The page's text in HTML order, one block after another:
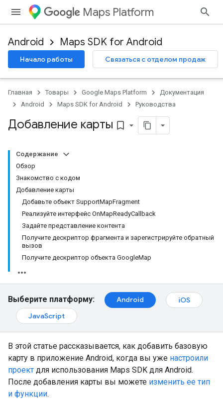
Maps Platform
Android Maps SDK for Android
Начало работы Связаться с отделом продаж
Главная Товары Google Maps Platform
Документация
Android
Maps SDK for Android Руководства
Добавление карты bookmark_border
Содержание
Обзор
Знакомство с кодом
Добавление карты
Добавьте объект SupportMapFragment
Реализуйте интерфейс OnMapReadyCallback
Задайте представление контента
Получите дескриптор фрагмента и зарегистрируйте обратный
вызов
Получите дескриптор объекта GoogleMap
Выберите платформу: Android
iOS
JavaScript
В этой статье рассказывается, как добавить базовую
карту в приложение Android, когда вы уже настроили
проект для использования Maps SDK для Android.
После добавления карты вы можете изменить ее тип
и функции.